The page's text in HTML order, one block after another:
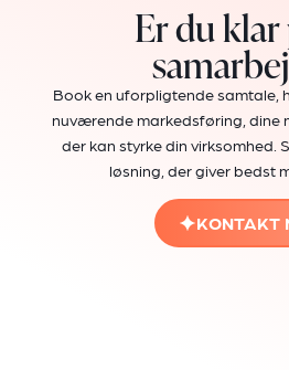
Er du klar
Book en uforpligtende samtale,
nuværende markedsføring, dine
der kan styrke din virksomhed.
løsning, der giver bedst
KONTAKT